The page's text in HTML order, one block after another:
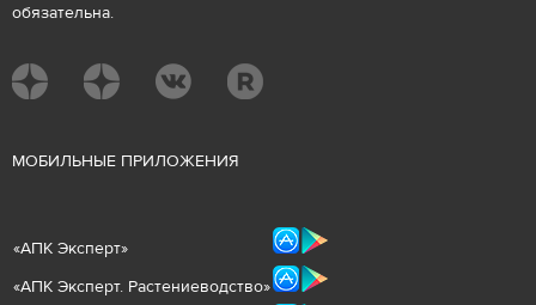
обязательна.
МОБИЛЬНЫЕ ПРИЛОЖЕНИЯ
«АПК Эксперт»
«АПК Эксперт. Растениеводство»